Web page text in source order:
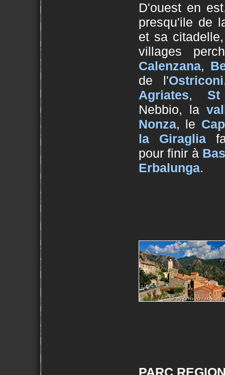
D'ouest en
presqu'ile de
et sa
villages
Calenzana,
de l'Ostriconi
Agriates,
Nebbio, la
Nonza, le
la Giraglia
pour finir à
Erbalunga.
PARC